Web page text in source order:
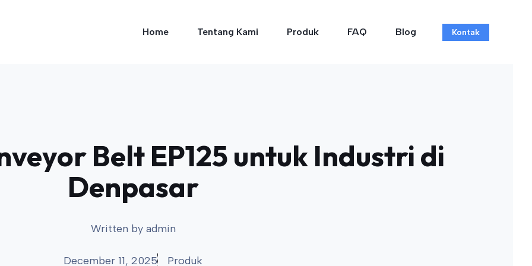
Home Tentang Kami Produk FAQ Blog Kontak
Belt EP125 untuk Industri di
Denpasar
Written by admin
December 11, 2025 Produk